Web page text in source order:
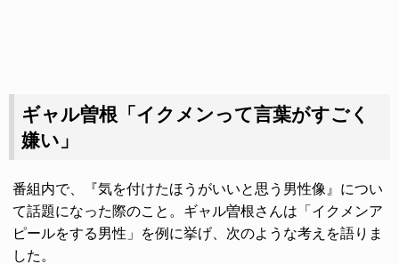
ギャル曽根「イクメンって言葉がすごく
嫌い」
番組内で、『気を付けたほうがいいと思う男性像』につい
て話題になった際のこと。ギャル曽根さんは「イクメンア
ピールをする男性」を例に挙げ、次のような考えを語りま
した。